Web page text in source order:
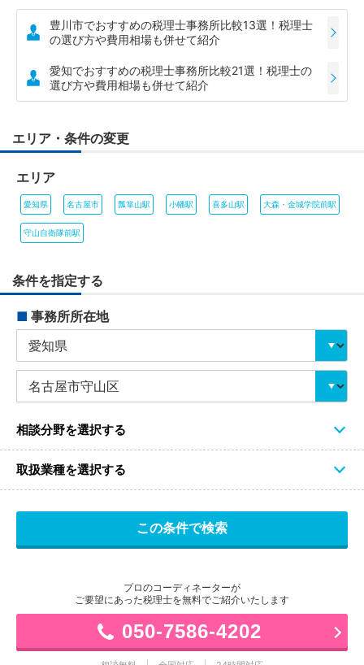
豊川市でおすすめの税理士事務所比較13選！税理士
の選び方や費用相場も併せて紹介
愛知でおすすめの税理士事務所比較21選！税理士の
選び方や費用相場も併せて紹介
エリア・条件の変更
エリア
愛知県 名古屋市 瓢箪山駅 小幡駅 喜多山駅 大森・金城学院前駅
守山自衛隊前駅
条件を指定する
■ 事務所所在地
相談分野を選択する
取扱業種を選択する
プロのコーディネーターが
ご要望にあった税理士を無料でご紹介いたします
050-7586-4202